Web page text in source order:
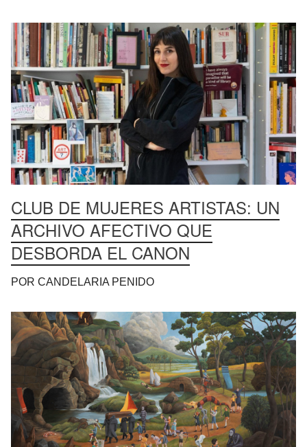
CLUB DE MUJERES ARTISTAS: UN
ARCHIVO AFECTIVO QUE
DESBORDA EL CANON
POR CANDELARIA PENIDO